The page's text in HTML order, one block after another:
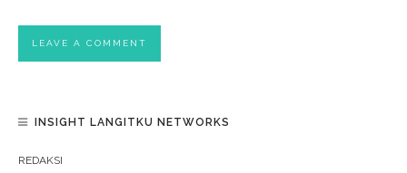
INSIGHT LANGITKU NETWORKS
REDAKSI